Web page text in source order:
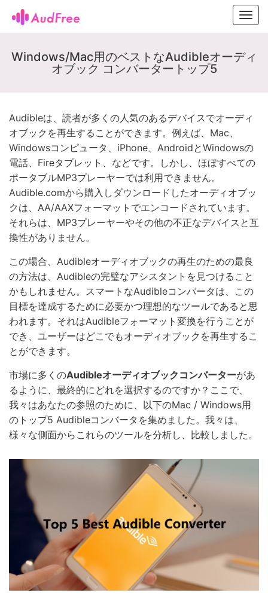
Windows/Mac用のベストなAudibleオーディ
オブック コンバータートップ5
Audibleは、読者が多くの人気のあるデバイスでオーディ
オブックを再生することができます。例えば、Mac、
Windowsコンピュータ、iPhone、AndroidとWindowsの
電話、Fireタブレット、などです。しかし、ほぼすべての
ポータブルMP3プレーヤーでは利用できません。
Audible.comから購入しダウンロードしたオーディオブッ
クは、AA/AAXフォーマットでエンコードされています。
それらは、MP3プレーヤーやその他の不正なデバイスと互
換性がありません。
この場合、Audibleオーディオブックの再生のための最良
の方法は、Audibleの完璧なアシスタントを見つけること
かもしれません。スマートなAudibleコンバータは、この
目標を達成するために必要かつ理想的なツールであると思
われます。それはAudibleフォーマット変換を行うことが
でき、ユーザーはどこでもオーディオブックを再生するこ
とができます。
市場に多くのAudibleオーディオブックコンバーターがあ
るように、最終的にどれを選択するのですか？ここで、
我々はあなたの参照のために、以下のMac / Windows用
のトップ5 Audibleコンバータを集めました。我々は、
様々な側面からこれらのツールを分析し、比較しました。